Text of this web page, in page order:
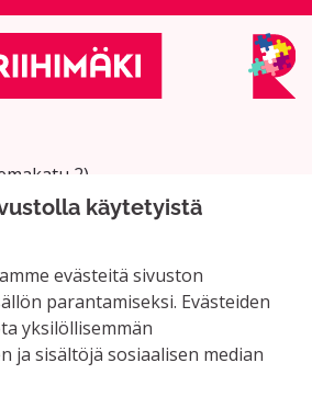
käytetyistä
evästeitä sivuston
parantamiseksi. Evästeiden
yksilöllisemmän
ja sisältöjä sosiaalisen median
2)
kysyttyä